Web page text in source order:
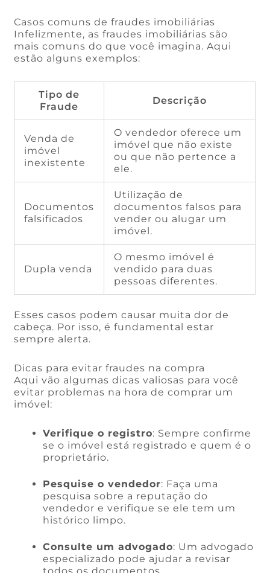
Casos comuns de fraudes imobiliárias
Infelizmente, as fraudes imobiliárias são
mais comuns do que você imagina. Aqui
estão alguns exemplos:
Tipo de
Fraude
Descrição
Venda de
imóvel
inexistente
O vendedor oferece um
imóvel que não existe
ou que não pertence a
ele.
Documentos
falsificados
Utilização de
documentos falsos para
vender ou alugar um
imóvel.
Dupla venda
O mesmo imóvel é
vendido para duas
pessoas diferentes.
Esses casos podem causar muita dor de
cabeça. Por isso, é fundamental estar
sempre alerta.
Dicas para evitar fraudes na compra
Aqui vão algumas dicas valiosas para você
evitar problemas na hora de comprar um
imóvel:
Verifique o registro: Sempre confirme
se o imóvel está registrado e quem é o
proprietário.
Pesquise o vendedor: Faça uma
pesquisa sobre a reputação do
vendedor e verifique se ele tem um
histórico limpo.
Consulte um advogado: Um advogado
especializado pode ajudar a revisar